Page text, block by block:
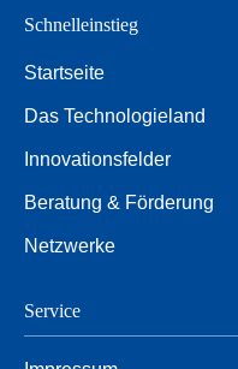
Schnelleinstieg
Startseite
Das Technologieland
Innovationsfelder
Beratung & Förderung
Netzwerke
Service